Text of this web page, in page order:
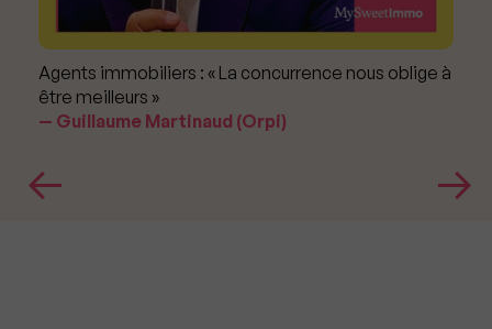
Agents immobiliers : « La concurrence nous oblige à
être meilleurs »
Guillaume Martinaud (Orpi)